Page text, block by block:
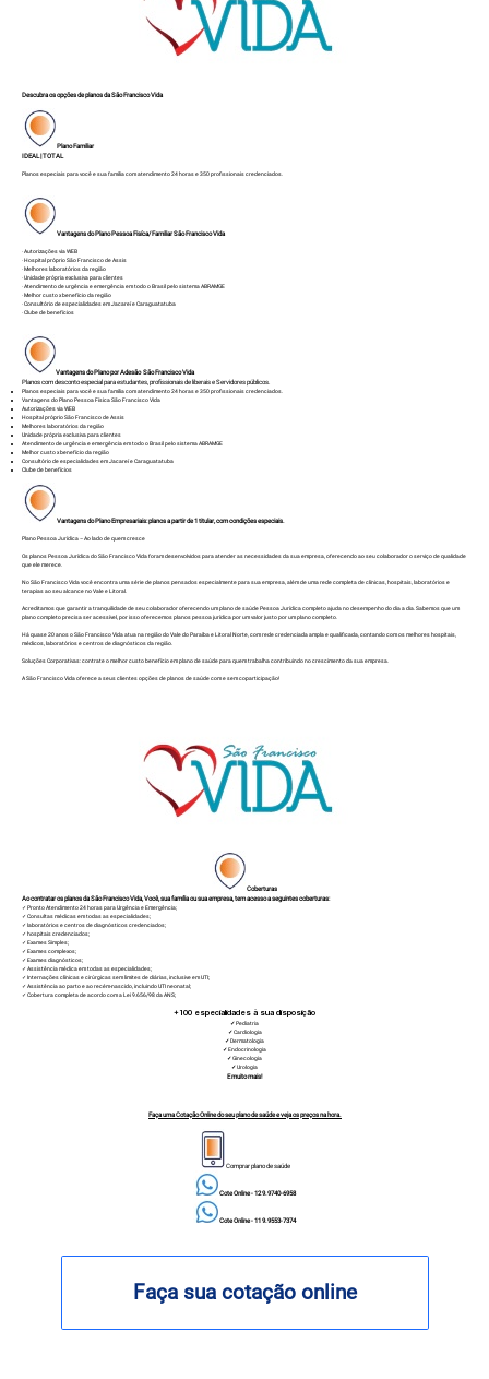
Faça sua cotação online
Descubra os opções de planos da São Francisco Vida
Plano Familiar
IDEAL | TOTAL
Planos especiais para você e sua família com atendimento 24 horas e 350 profissionais credenciados.
Vantagens do Plano Pessoa Fisíca/ Familiar São Francisco Vida
· Autorizações via WEB
· Hospital próprio São Francisco de Assis
· Melhores laboratórios da região
· Unidade própria exclusiva para clientes
· Atendimento de urgência e emergência em todo o Brasil pelo sistema ABRAMGE
· Melhor custo x benefício da região
· Consultório de especialidades em Jacareí e Caraguatatuba
· Clube de benefícios
Vantagens do Plano por Adesão São Francisco Vida
Planos com desconto especial para estudantes, profissionais de liberais e Servidores públicos.
Planos especiais para você e sua família com atendimento 24 horas e 350 profissionais credenciados.
Vantagens do Plano Pessoa Física São Francisco Vida
Autorizações via WEB
Hospital próprio São Francisco de Assis
Melhores laboratórios da região
Unidade própria exclusiva para clientes
Atendimento de urgência e emergência em todo o Brasil pelo sistema ABRAMGE
Melhor custo x benefício da região
Consultório de especialidades em Jacareí e Caraguatatuba
Clube de benefícios
Vantagens do Plano Empresariais: planos a partir de 1 titular, com condições especiais.
Plano Pessoa Jurídica – Ao lado de quem cresce
Os planos Pessoa Jurídica do São Francisco Vida foram desenvolvidos para atender as necessidades da sua empresa, oferecendo ao seu colaborador o serviço de qualidade
que ele merece.
No São Francisco Vida você encontra uma série de planos pensados especialmente para sua empresa, além de uma rede completa de clínicas, hospitais, laboratórios e
terapias ao seu alcance no Vale e Litoral.
Acreditamos que garantir a tranquilidade de seu colaborador oferecendo um plano de saúde Pessoa Jurídica completo ajuda no desempenho do dia a dia. Sabemos que um
plano completo precisa ser acessível, por isso oferecemos planos pessoa jurídica por um valor justo por um plano completo.
Há quase 20 anos o São Francisco Vida atua na região do Vale do Paraíba e Litoral Norte, com rede credenciada ampla e qualificada, contando com os melhores hospitais,
médicos, laboratórios e centros de diagnósticos da região.
Soluções Corporativas: contrate o melhor custo benefício em plano de saúde para quem trabalha contribuindo no crescimento da sua empresa.
A São Francisco Vida oferece a seus clientes opções de planos de saúde com e sem coparticipação!
Coberturas
Ao contratar os planos da São Francisco Vida, Você, sua família ou sua empresa, tem acesso a seguintes coberturas:
✓ Pronto Atendimento 24 horas para Urgência e Emergência;
✓ Consultas médicas em todas as especialidades;
✓ laboratórios e centros de diagnósticos credenciados;
✓ hospitais credenciados;
✓ Exames Simples;
✓ Exames complexos;
✓ Exames diagnósticos;
✓ Assistência médica em todas as especialidades;
✓ Internações clínicas e cirúrgicas sem limites de diárias, inclusive em UTI;
✓ Assistência ao parto e ao recém-nascido, incluindo UTI neonatal;
✓ Cobertura completa de acordo com a Lei 9.656/98 da ANS;
+100 especialidades à sua disposição
✓Pediatria
✓Cardiologia
✓Dermatologia
✓Endocrinologia
✓Ginecologia
✓Urologia
E muito mais!
Faça uma Cotação Online do seu plano de saúde e veja os preços na hora.
Comprar plano de saúde
Cote Online - 12 9.9740-6958
Cote Online - 11 9.9553-7374